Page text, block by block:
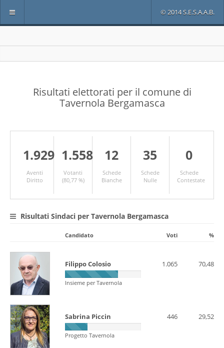
© 2014 S.E.S.A.A.B.
Risultati elettorati per il comune di
Tavernola Bergamasca
1.929
Aventi
Diritto
1.558
Votanti
(80,77 %)
12
Schede
Bianche
35
Schede
Nulle
0
Schede
Contestate
Risultati Sindaci per Tavernola Bergamasca
Candidato Voti %
Filippo Colosio
Insieme per Tavernola
1.065 70,48
Sabrina Piccin
Progetto Tavernola
446 29,52